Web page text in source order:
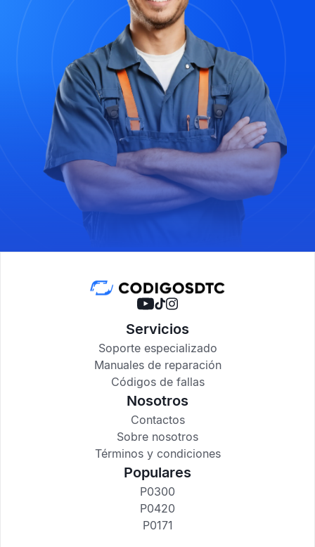
Servicios
Soporte especializado
Manuales de reparación
Códigos de fallas
Nosotros
Contactos
Sobre nosotros
Términos y condiciones
Populares
P0300
P0420
P0171